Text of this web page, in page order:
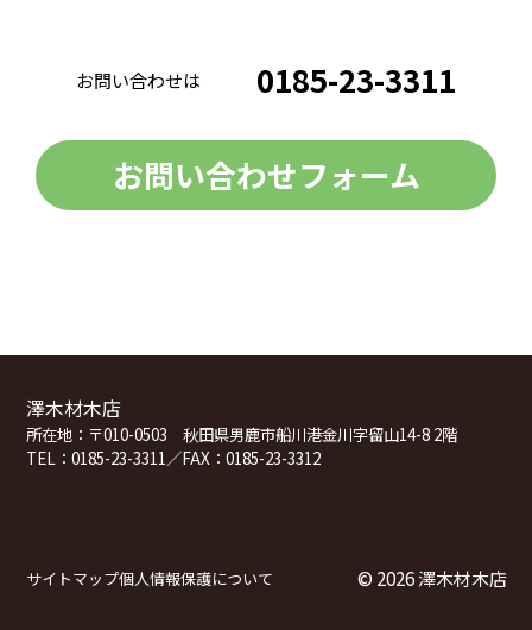
お問い合わせは 0185-23-3311
お問い合わせフォーム
澤木材木店
所在地： 〒010-0503 秋田県男鹿市船川港金川字留山14-8 2階
TEL：0185-23-3311／FAX：0185-23-3312
サイトマップ個人情報保護について © 2026 澤木材木店